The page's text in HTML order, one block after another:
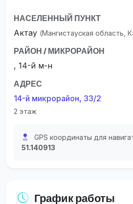
НАСЕЛЕННЫЙ ПУНКТ
Актау (Мангистауская область,
РАЙОН / МИКРОРАЙОН
, 14-й м-н
АДРЕС
14-й микрорайон, 33/2
2 этаж
GPS координаты для
51.140913
График работы